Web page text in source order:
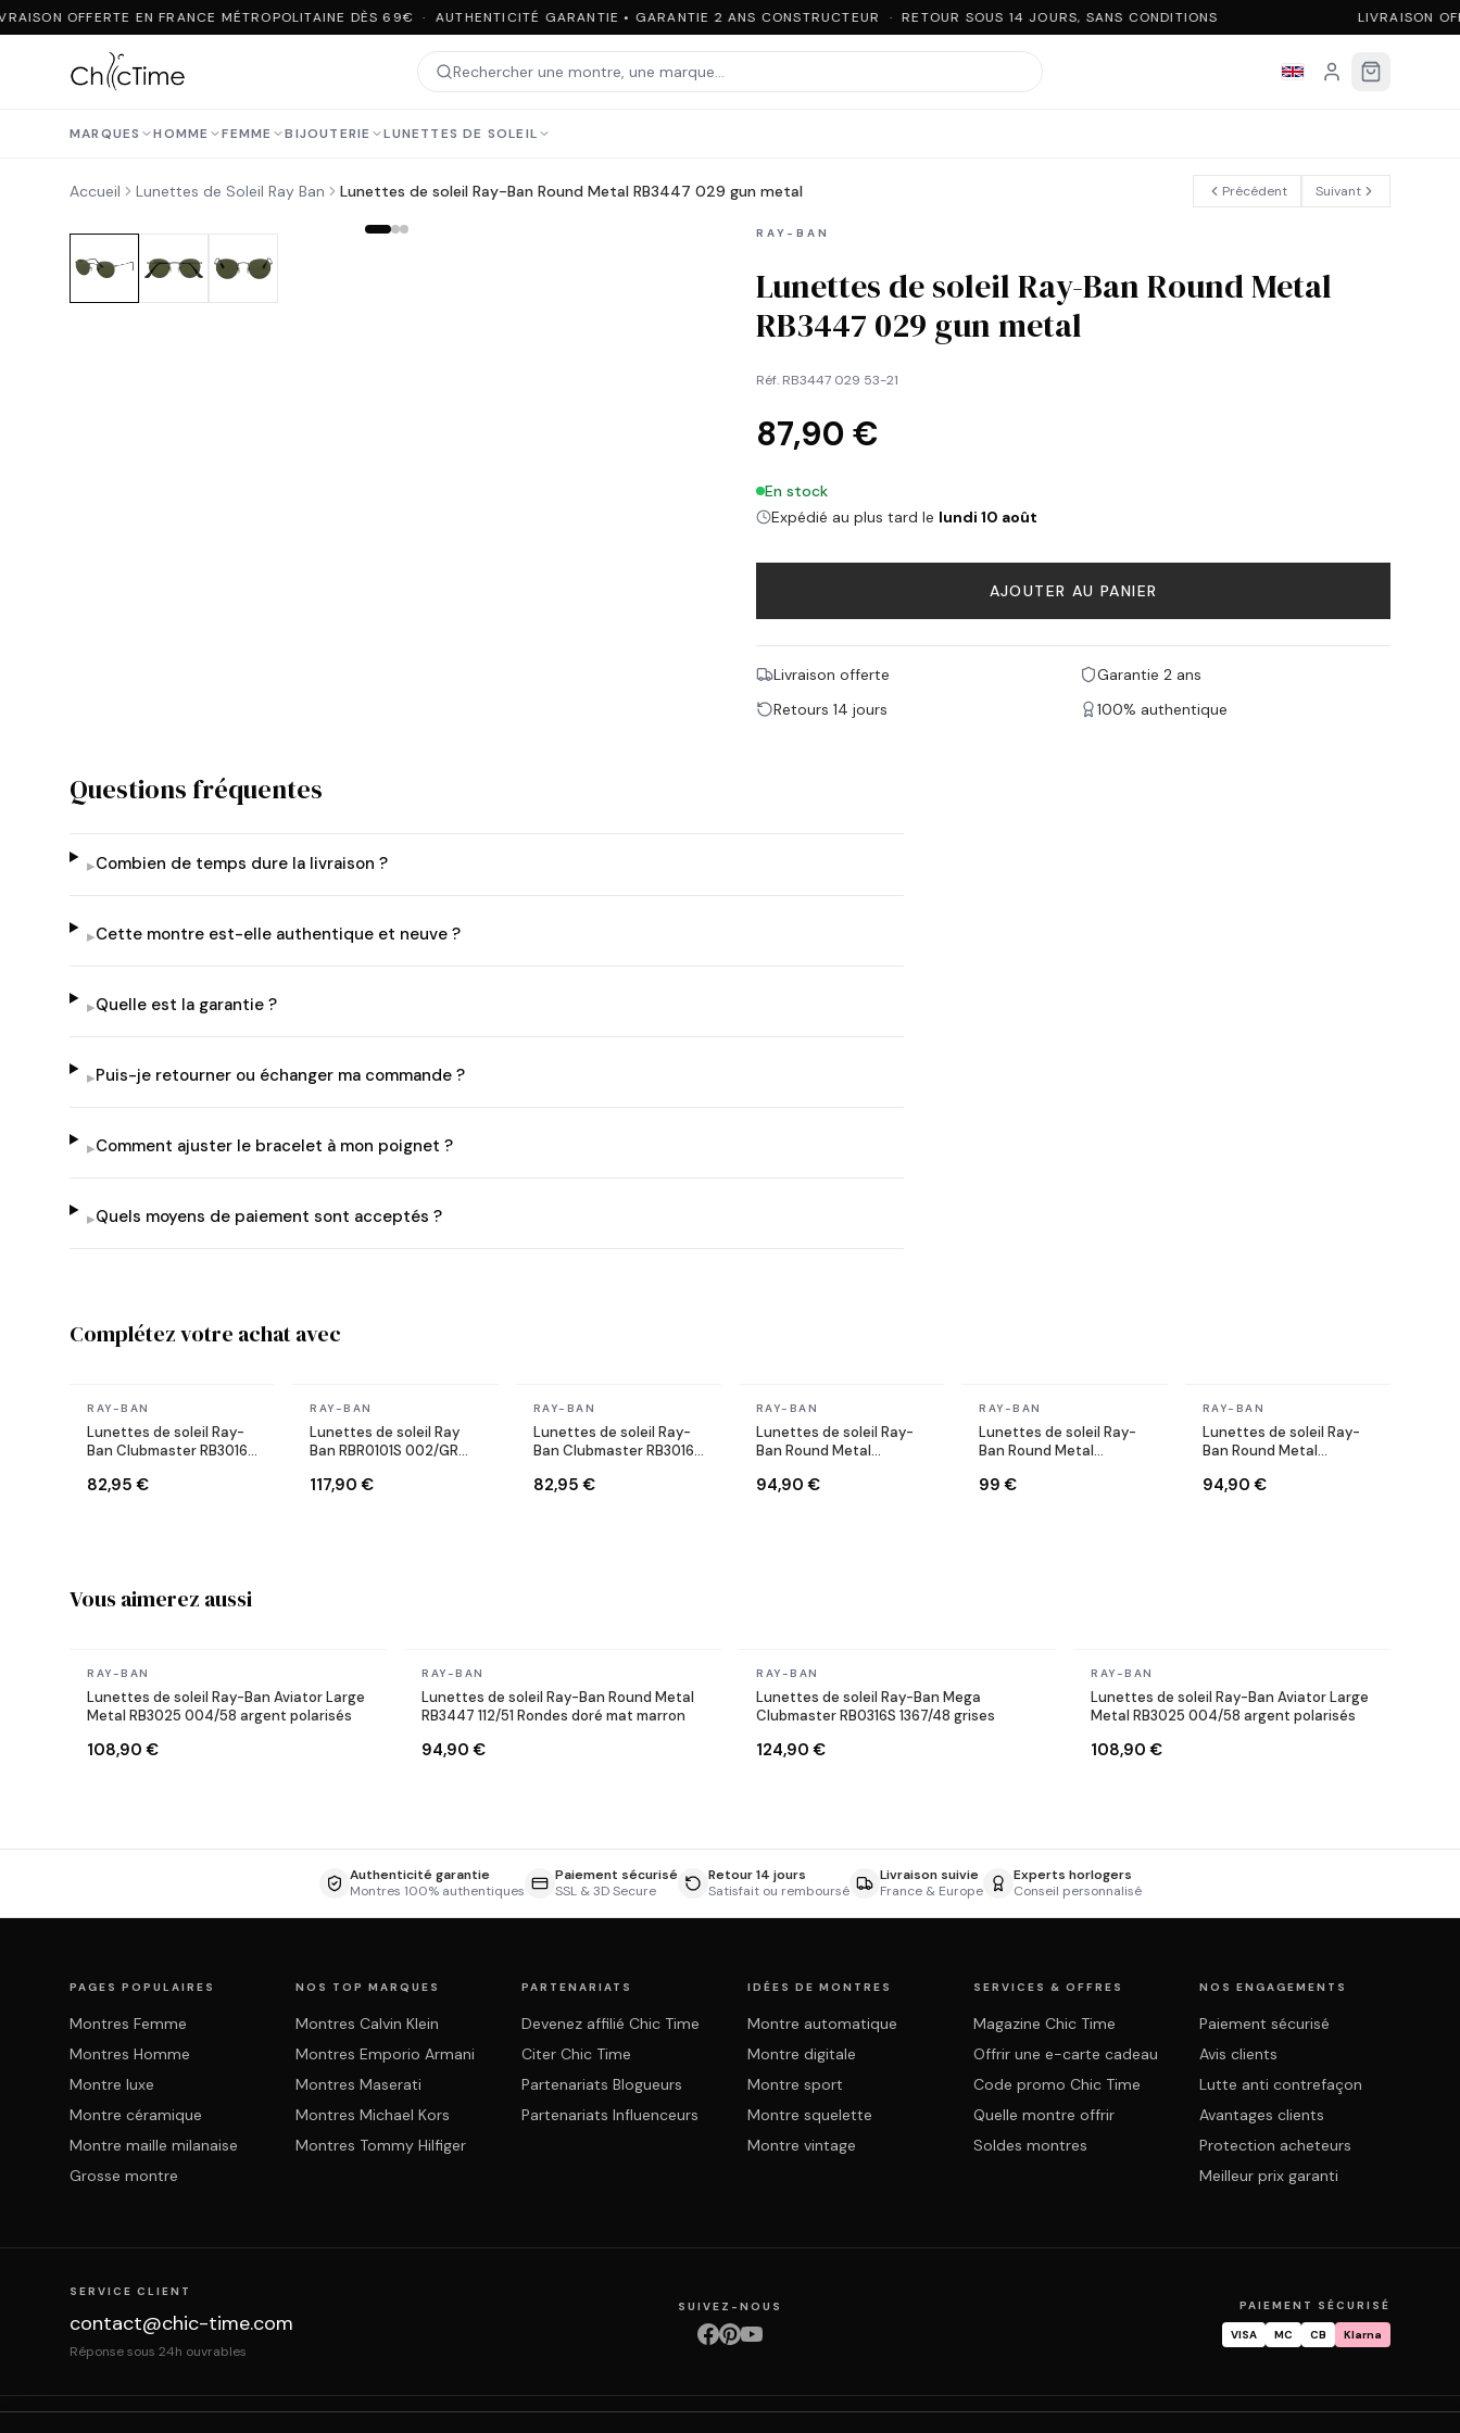
OFFERTE EN FRANCE MÉTROPOLITAINE DÈS 69€ · AUTHENTICITÉ GARANTIE • GARANTIE 2 ANS CONSTRUCTEUR · RETOUR SOUS 14 JOURS, SANS CONDITIONS LIVRAISON
MARQUES HOMME FEMME BIJOUTERIE LUNETTES DE SOLEIL
Accueil Lunettes de Soleil Ray Ban Lunettes de soleil Ray-Ban Round Metal RB3447 029 gun metal Précédent Suivant
RAY-BAN
Lunettes de soleil Ray-Ban Round Metal
RB3447 029 gun metal
Réf. RB3447 029 53-21
87,90 €
En stock
Expédié au plus tard le lundi 10 août
AJOUTER AU PANIER
Livraison offerte
Garantie 2 ans
Retours 14 jours
100% authentique
Questions fréquentes
▸Combien de temps dure la livraison ?
▸Cette montre est-elle authentique et neuve ?
▸Quelle est la garantie ?
▸Puis-je retourner ou échanger ma commande ?
▸Comment ajuster le bracelet à mon poignet ?
▸Quels moyens de paiement sont acceptés ?
Complétez votre achat avec
En stock
RAY-BAN
Lunettes de soleil Ray-
Ban Clubmaster RB3016
82,95 €
En stock
RAY-BAN
Lunettes de soleil Ray
Ban RBR0101S 002/GR
Aviator noires
117,90 €
En stock
RAY-BAN
Lunettes de soleil Ray-
Ban Clubmaster RB3016
82,95 €
En stock
RAY-BAN
Lunettes de soleil Ray-
Ban Round Metal
Rondes bronze cuivre
94,90 €
En stock
RAY-BAN
Lunettes de soleil Ray-
Ban Round Metal
dorés or
99 €
En stock
RAY-BAN
Lunettes de soleil Ray-
Ban Round Metal
doré gold marron
94,90 €
Vous aimerez aussi
En stock
RAY-BAN
Lunettes de soleil Ray-Ban Aviator Large
Metal RB3025 004/58 argent polarisés
108,90 €
En stock
RAY-BAN
Lunettes de soleil Ray-Ban Round Metal
RB3447 112/51 Rondes doré mat marron
94,90 €
En stock
RAY-BAN
Lunettes de soleil Ray-Ban Mega
Clubmaster RB0316S 1367/48 grises
124,90 €
En stock
RAY-BAN
Lunettes de soleil Ray-Ban Aviator Large
Metal RB3025 004/58 argent polarisés
108,90 €
Authenticité garantie
Montres 100% authentiques
Paiement sécurisé
SSL & 3D Secure
Retour 14 jours
Satisfait ou remboursé
Livraison suivie
France & Europe
Experts horlogers
Conseil personnalisé
PAGES POPULAIRES
Montres Femme
Montres Homme
Montre luxe
Montre céramique
Montre maille milanaise
Grosse montre
NOS TOP MARQUES
Montres Calvin Klein
Montres Emporio Armani
Montres Maserati
Montres Michael Kors
Montres Tommy Hilfiger
PARTENARIATS
Devenez affilié Chic Time
Citer Chic Time
Partenariats Blogueurs
Partenariats Influenceurs
IDÉES DE MONTRES
Montre automatique
Montre digitale
Montre sport
Montre squelette
Montre vintage
SERVICES & OFFRES
Magazine Chic Time
Offrir une e-carte cadeau
Code promo Chic Time
Quelle montre offrir
Soldes montres
NOS ENGAGEMENTS
Paiement sécurisé
Avis clients
Lutte anti contrefaçon
Avantages clients
Protection acheteurs
Meilleur prix garanti
SERVICE CLIENT
contact@chic-time.com
Réponse sous 24h ouvrables
SUIVEZ-NOUS PAIEMENT SÉCURISÉ
VISA MC CB Klarna